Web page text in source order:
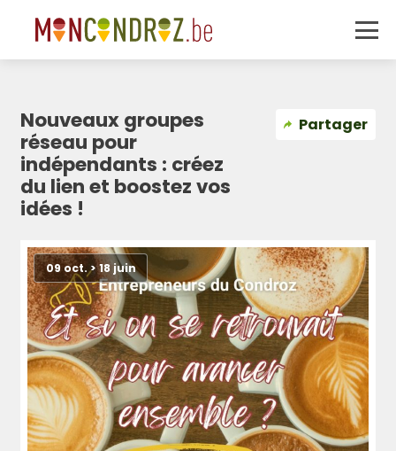
Nouveaux groupes
réseau pour
indépendants : créez
du lien et boostez vos
idées !
Partager
09 oct. > 18 juin